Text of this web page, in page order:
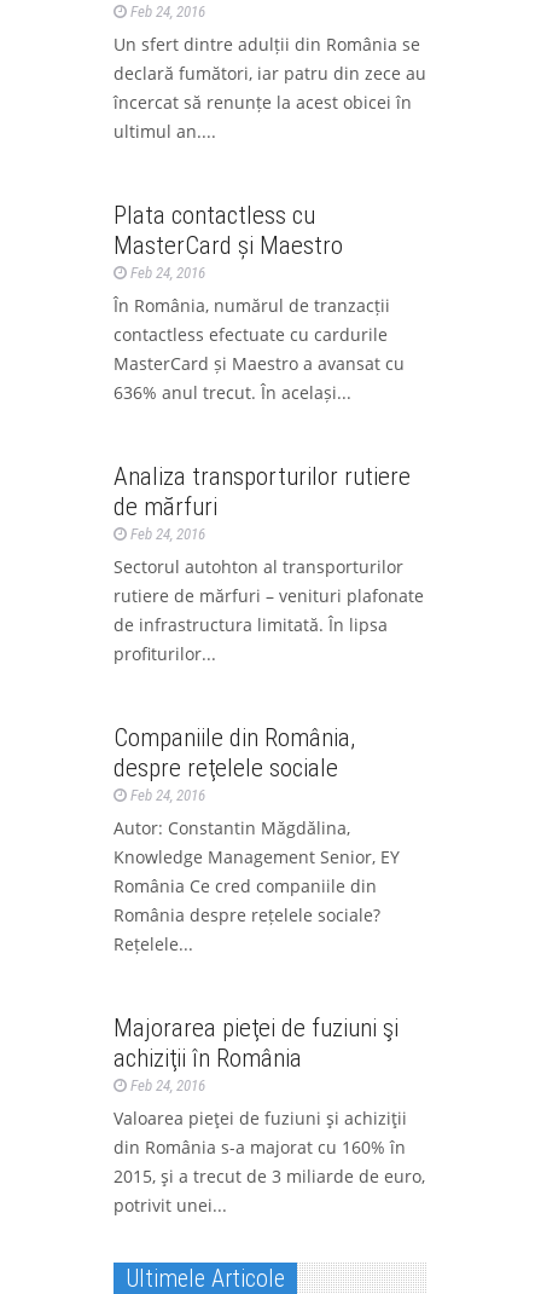
Feb 24, 2016
Un sfert dintre adulții din România se
declară fumători, iar patru din zece au
încercat să renunțe la acest obicei în
ultimul an....
La zi
Plata contactless cu
MasterCard și Maestro
Feb 24, 2016
În România, numărul de tranzacții
contactless efectuate cu cardurile
MasterCard și Maestro a avansat cu
636% anul trecut. În același...
La zi Ştiri
Analiza transporturilor rutiere
de mărfuri
Feb 24, 2016
Sectorul autohton al transporturilor
rutiere de mărfuri – venituri plafonate
de infrastructura limitată. În lipsa
profiturilor...
Analize
Companiile din România,
despre reţelele sociale
Feb 24, 2016
Autor: Constantin Măgdălina,
Knowledge Management Senior, EY
România Ce cred companiile din
România despre rețelele sociale?
Rețelele...
La zi
Majorarea pieţei de fuziuni şi
achiziţii în România
Feb 24, 2016
Valoarea pieţei de fuziuni şi achiziţii
din România s-a majorat cu 160% în
2015, şi a trecut de 3 miliarde de euro,
potrivit unei...
Ultimele Articole